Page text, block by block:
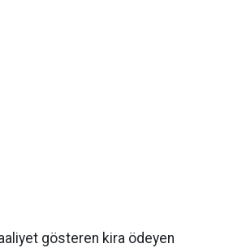
gösteren kira ödeyen